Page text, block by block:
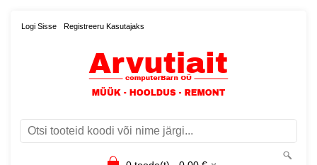
Logi Sisse Registreeru Kasutajaks